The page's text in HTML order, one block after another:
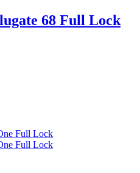
68 Full Lock